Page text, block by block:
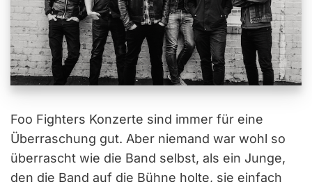
Foo Fighters Konzerte sind immer für eine
Überraschung gut. Aber niemand war wohl so
überrascht wie die Band selbst, als ein Junge,
den die Band auf die Bühne holte, sie einfach